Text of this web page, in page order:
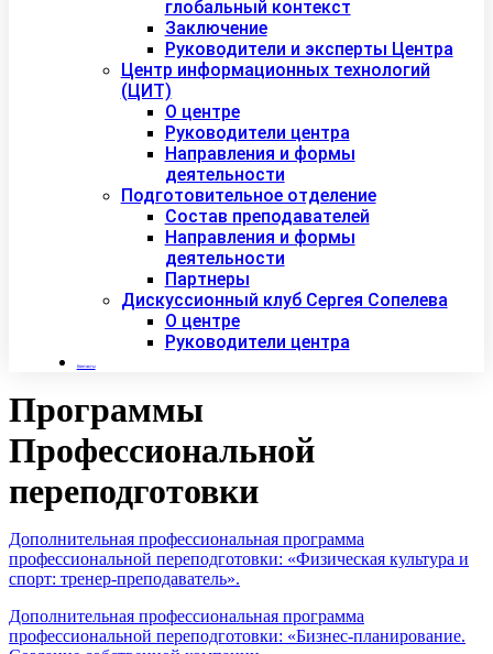
глобальный контекст
Заключение
Руководители и эксперты Центра
Центр информационных технологий
(ЦИТ)
О центре
Руководители центра
Направления и формы
деятельности
Подготовительное отделение
Состав преподавателей
Направления и формы
деятельности
Партнеры
Дискуссионный клуб Сергея Сопелева
О центре
Руководители центра
Контакты
Программы
Профессиональной
переподготовки
Дополнительная профессиональная программа
профессиональной переподготовки: «Физическая культура и
спорт: тренер-преподаватель».
Дополнительная профессиональная программа
профессиональной переподготовки: «Бизнес-планирование.